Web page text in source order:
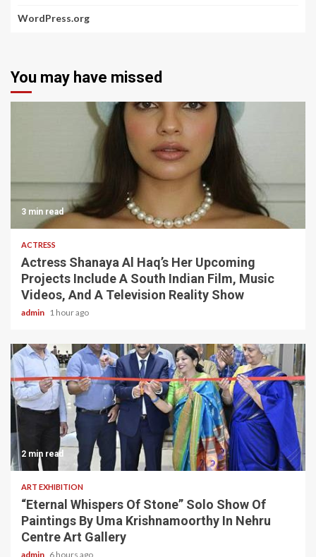
WordPress.org
You may have missed
3 min read
ACTRESS
Actress Shanaya Al Haq’s Her Upcoming
Projects Include A South Indian Film, Music
Videos, And A Television Reality Show
admin 1 hour ago
2 min read
ART EXHIBITION
“Eternal Whispers Of Stone” Solo Show Of
Paintings By Uma Krishnamoorthy In Nehru
Centre Art Gallery
admin 6 hours ago